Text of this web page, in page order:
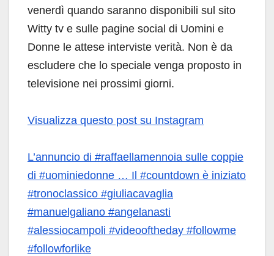
venerdì quando saranno disponibili sul sito
Witty tv e sulle pagine social di Uomini e
Donne le attese interviste verità. Non è da
escludere che lo speciale venga proposto in
televisione nei prossimi giorni.
Visualizza questo post su Instagram
L’annuncio di #raffaellamennoia sulle coppie
di #uominiedonne … Il #countdown è iniziato
#tronoclassico #giuliacavaglia
#manuelgaliano #angelanasti
#alessiocampoli #videooftheday #followme
#followforlike